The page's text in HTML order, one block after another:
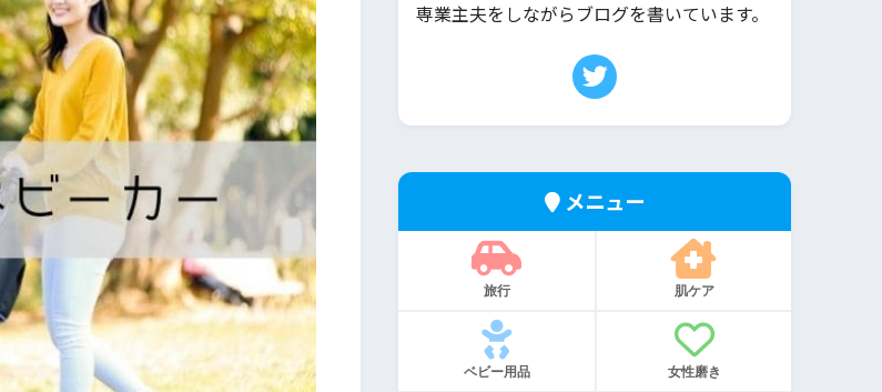
専業主夫をしながらブログを書いています。
メニュー
旅行 肌ケア
ベビー用品 女性磨き